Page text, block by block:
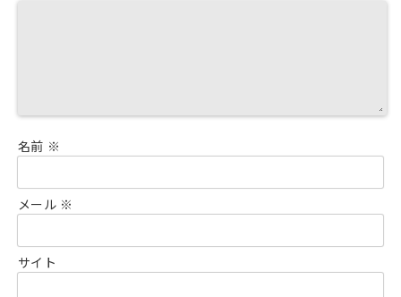
名前 ※
メール ※
サイト